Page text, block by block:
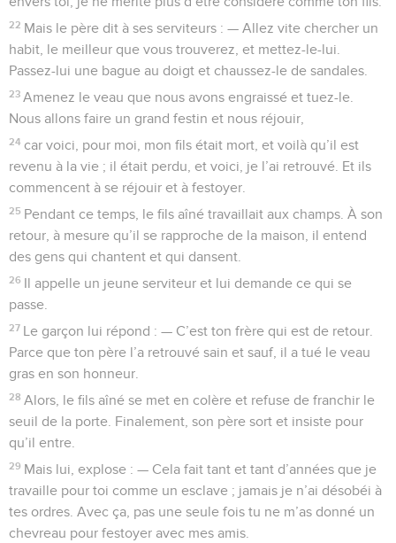
22 Mais le père dit à ses serviteurs : — Allez vite chercher un
habit, le meilleur que vous trouverez, et mettez-le-lui.
Passez-lui une bague au doigt et chaussez-le de sandales.
23 Amenez le veau que nous avons engraissé et tuez-le.
Nous allons faire un grand festin et nous réjouir,
24 car voici, pour moi, mon fils était mort, et voilà qu’il est
revenu à la vie ; il était perdu, et voici, je l’ai retrouvé. Et ils
commencent à se réjouir et à festoyer.
25 Pendant ce temps, le fils aîné travaillait aux champs. À son
retour, à mesure qu’il se rapproche de la maison, il entend
des gens qui chantent et qui dansent.
26 Il appelle un jeune serviteur et lui demande ce qui se
passe.
27 Le garçon lui répond : — C’est ton frère qui est de retour.
Parce que ton père l’a retrouvé sain et sauf, il a tué le veau
gras en son honneur.
28 Alors, le fils aîné se met en colère et refuse de franchir le
seuil de la porte. Finalement, son père sort et insiste pour
qu’il entre.
29 Mais lui, explose : — Cela fait tant et tant d’années que je
travaille pour toi comme un esclave ; jamais je n’ai désobéi à
tes ordres. Avec ça, pas une seule fois tu ne m’as donné un
chevreau pour festoyer avec mes amis.